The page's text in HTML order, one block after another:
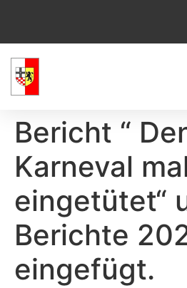
Bericht “
Karneval
eingetütet“
Berichte
eingefügt.